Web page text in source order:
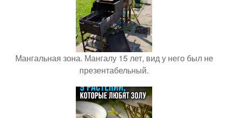
Мангальная зона. Мангалу 15 лет, вид у него был не
презентабельный.